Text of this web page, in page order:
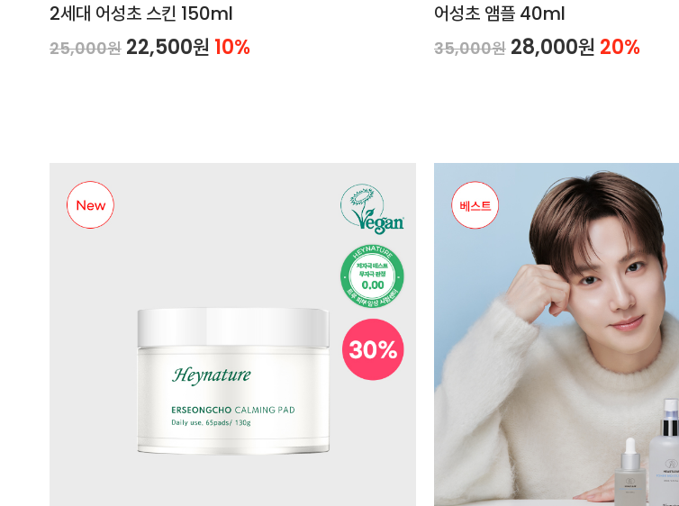
2세대 어성초 스킨 150ml
25,000원 22,500원 10%
어성초 앰플 40ml
35,000원 28,000원 20%